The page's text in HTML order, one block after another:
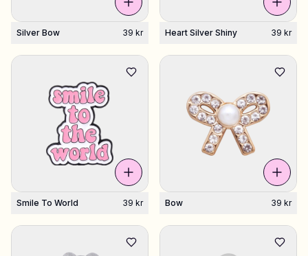
Mine designs
Silver Bow 39 kr Heart Silver Shiny 39 kr
Smile To World 39 kr Bow 39 kr